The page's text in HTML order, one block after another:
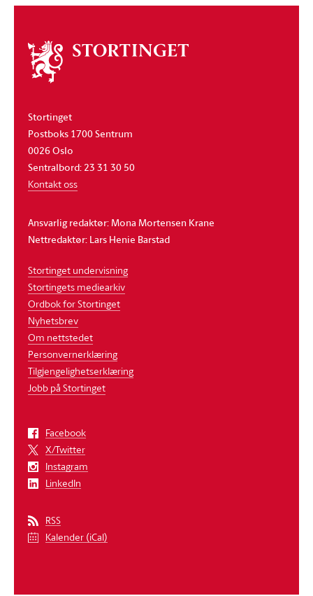
Om
stortinget
Stortinget
Postboks 1700 Sentrum
0026 Oslo
Sentralbord: 23 31 30 50
Kontakt oss
Ansvarlig redaktør: Mona Mortensen Krane
Nettredaktør: Lars Henie Barstad
Stortinget undervisning
Stortingets mediearkiv
Ordbok for Stortinget
Nyhetsbrev
Om nettstedet
Personvernerklæring
Tilgjengelighetserklæring
Jobb på Stortinget
Facebook
X/Twitter
Instagram
LinkedIn
RSS
Kalender (iCal)